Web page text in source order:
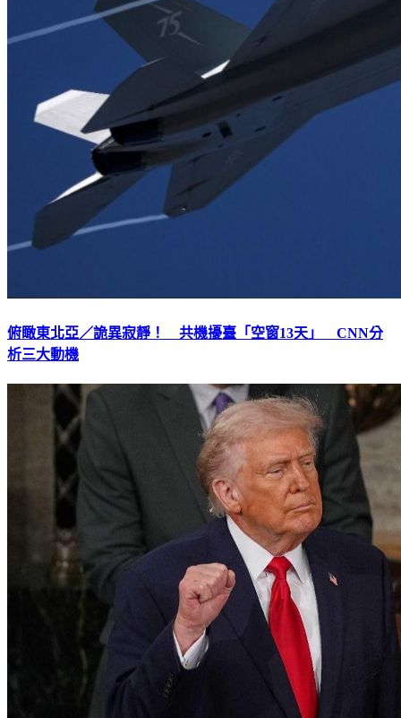
俯瞰東北亞／詭異寂靜！ 共機擾臺「空窗13天」 CNN分
析三大動機